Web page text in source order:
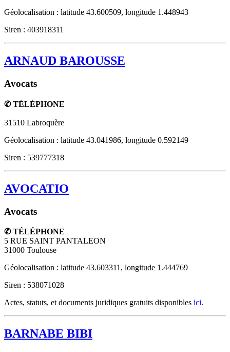
Géolocalisation : latitude 43.600509, longitude 1.448943
Siren : 403918311
ARNAUD BAROUSSE
Avocats
✆ TÉLÉPHONE
31510 Labroquère
Géolocalisation : latitude 43.041986, longitude 0.592149
Siren : 539777318
AVOCATIO
Avocats
✆ TÉLÉPHONE
5 RUE SAINT PANTALEON
31000 Toulouse
Géolocalisation : latitude 43.603311, longitude 1.444769
Siren : 538071028
Actes, statuts, et documents juridiques gratuits disponibles ici.
BARNABE BIBI